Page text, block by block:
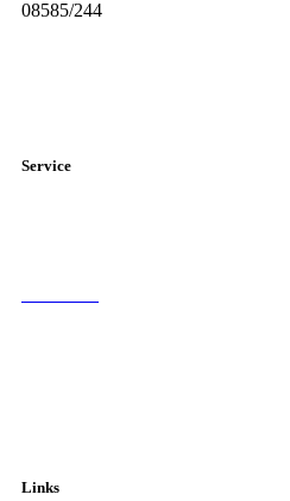
08585/244
Service
Links